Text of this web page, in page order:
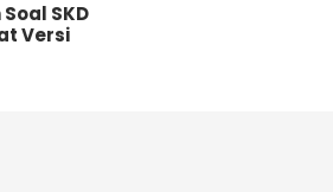
SKD
Versi